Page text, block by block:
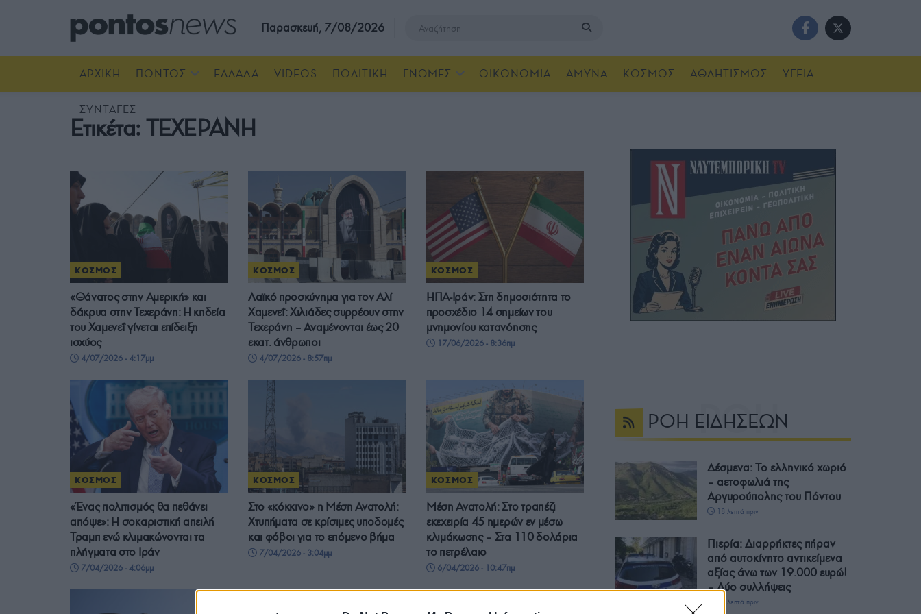
Παρασκευή, 7/08/2026
ΑΡΧΙΚΗ ΠΟΝΤΟΣ ΕΛΛΑΔΑ VIDEOS ΠΟΛΙΤΙΚΗ ΓΝΩΜΕΣ ΟΙΚΟΝΟΜΙΑ ΑΜΥΝΑ ΚΟΣΜΟΣ ΑΘΛΗΤΙΣΜΟΣ ΥΓΕΙΑ
ΣΥΝΤΑΓΕΣ
Ετικέτα: ΤΕΧΕΡΑΝΗ
ΚΟΣΜΟΣ
«Θάνατος στην Αμερική» και
δάκρυα στην Τεχεράνη: Η κηδεία
του Χαμενεΐ γίνεται επίδειξη
ισχύος
4/07/2026 - 4:17μμ
ΚΟΣΜΟΣ
Λαϊκό προσκύνημα για τον Αλί
Χαμενεΐ: Χιλιάδες συρρέουν στην
Τεχεράνη – Αναμένονται έως 20
εκατ. άνθρωποι
4/07/2026 - 8:57πμ
ΚΟΣΜΟΣ
ΗΠΑ-Ιράν: Στη δημοσιότητα το
προσχέδιο 14 σημείων του
μνημονίου κατανόησης
17/06/2026 - 8:36πμ
ΚΟΣΜΟΣ
«Ένας πολιτισμός θα πεθάνει
απόψε»: Η σοκαριστική απειλή
Τραμπ ενώ κλιμακώνονται τα
πλήγματα στο Ιράν
7/04/2026 - 4:06μμ
ΚΟΣΜΟΣ
Στο «κόκκινο» η Μέση Ανατολή:
Χτυπήματα σε κρίσιμες υποδομές
και φόβοι για το επόμενο βήμα
7/04/2026 - 3:04μμ
ΚΟΣΜΟΣ
Μέση Ανατολή: Στο τραπέζι
εκεχειρία 45 ημερών εν μέσω
κλιμάκωσης – Στα 110 δολάρια
το πετρέλαιο
6/04/2026 - 10:47πμ
ΡΟΗ ΕΙΔΗΣΕΩΝ
Δέσμενα: Το ελληνικό χωριό
– αετοφωλιά της
Αργυρούπολης του Πόντου
18 λεπτά πριν
Πιερία: Διαρρήκτες πήραν
από αυτοκίνητο αντικείμενα
αξίας άνω των 19.000 ευρώ!
– Δύο συλλήψεις
53 λεπτά πριν